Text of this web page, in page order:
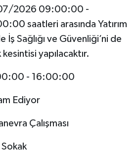
2026 09:00:00 -
saatleri arasında Yatırım
İş Sağlığı ve Güvenliği’ni de
yapılacaktır.
- 16:00:00
Ediyor
Çalışması